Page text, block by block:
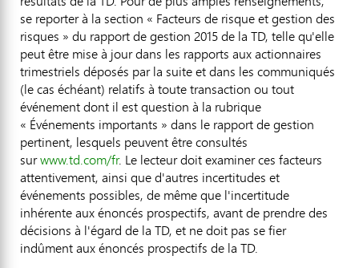
se reporter à la section « Facteurs de risque et gestion des
risques » du rapport de gestion 2015 de la TD, telle qu'elle
peut être mise à jour dans les rapports aux actionnaires
trimestriels déposés par la suite et dans les communiqués
(le cas échéant) relatifs à toute transaction ou tout
événement dont il est question à la rubrique
« Événements importants » dans le rapport de gestion
pertinent, lesquels peuvent être consultés
surwww.td.com/fr. Le lecteur doit examiner ces facteurs
attentivement, ainsi que d'autres incertitudes et
événements possibles, de même que l'incertitude
inhérente aux énoncés prospectifs, avant de prendre des
décisions à l'égard de la TD, et ne doit pas se fier
indûment aux énoncés prospectifs de la TD.